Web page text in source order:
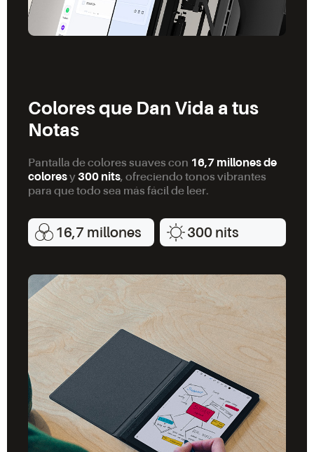
Colores que Dan Vida a tus
Notas
Pantalla de colores suaves con 16,7 millones de
coloresy300 nits, ofreciendo tonos vibrantes
para que todo sea más fácil de leer.
16,7 millones 300 nits